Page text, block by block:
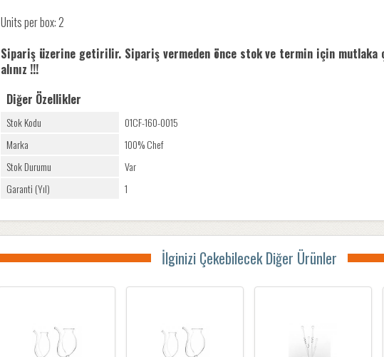
Units per box: 2
Sipariş üzerine getirilir. Sipariş vermeden önce stok ve termin için mutlaka
alınız !!!
Diğer Özellikler
Stok Kodu
01CF-160-0015
Marka
100% Chef
Stok Durumu
Var
Garanti (Yıl)
1
İlginizi Çekebilecek Diğer Ürünler